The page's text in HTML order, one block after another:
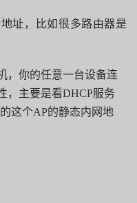
地址，
比如很多路由器是
，你的任意一台设备连
，主要是看DHCP服务
这个AP的静态内网地